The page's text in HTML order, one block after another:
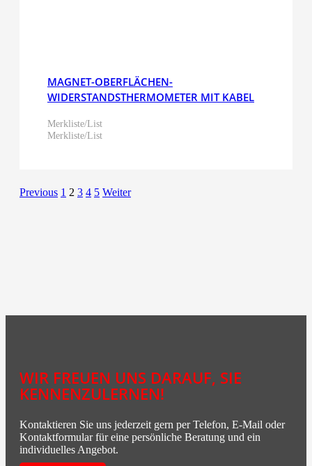
MAGNET-OBERFLÄCHEN-
WIDERSTANDSTHERMOMETER MIT KABEL
Merkliste/List
Merkliste/List
Previous 1 2 3 4 5 Weiter
WIR FREUEN UNS DARAUF, SIE
KENNENZULERNEN!
Kontaktieren Sie uns jederzeit gern per Telefon, E-Mail oder
Kontaktformular für eine persönliche Beratung und ein
individuelles Angebot.